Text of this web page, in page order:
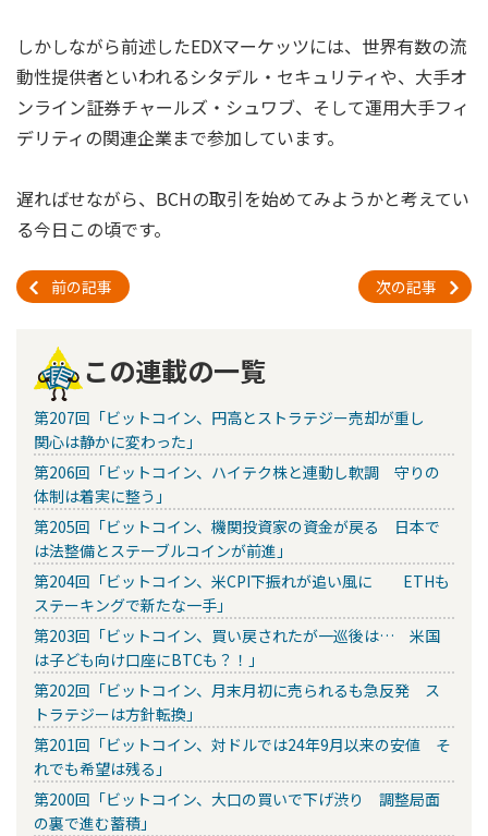
しかしながら前述したEDXマーケッツには、世界有数の流
動性提供者といわれるシタデル・セキュリティや、大手オ
ンライン証券チャールズ・シュワブ、そして運用大手フィ
デリティの関連企業まで参加しています。
遅ればせながら、BCHの取引を始めてみようかと考えてい
る今日この頃です。
前の記事 次の記事
この連載の一覧
第207回「ビットコイン、円高とストラテジー売却が重し
関心は静かに変わった」
第206回「ビットコイン、ハイテク株と連動し軟調 守りの
体制は着実に整う」
第205回「ビットコイン、機関投資家の資金が戻る 日本で
は法整備とステーブルコインが前進」
第204回「ビットコイン、米CPI下振れが追い風に ETHも
ステーキングで新たな一手」
第203回「ビットコイン、買い戻されたが一巡後は… 米国
は子ども向け口座にBTCも？！」
第202回「ビットコイン、月末月初に売られるも急反発 ス
トラテジーは方針転換」
第201回「ビットコイン、対ドルでは24年9月以来の安値 そ
れでも希望は残る」
第200回「ビットコイン、大口の買いで下げ渋り 調整局面
の裏で進む蓄積」